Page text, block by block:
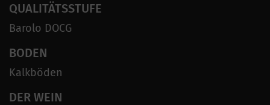
QUALITÄTSSTUFE
Barolo DOCG
BODEN
Kalkböden
DER WEIN